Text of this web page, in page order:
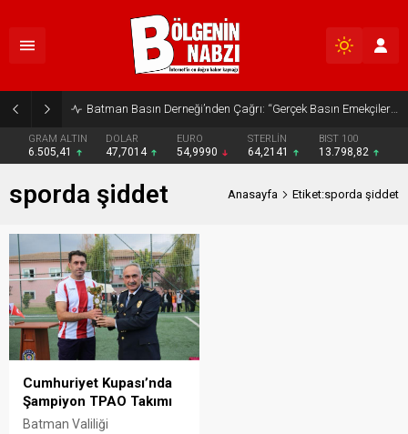
Batman Basın Derneği’nden Çağrı: “Gerçek Basın Emekçileri Desteklenmeli”
GRAM ALTIN
6.505,41
DOLAR
47,7014
EURO
54,9990
STERLİN
64,2141
BIST 100
13.798,82
sporda şiddet Anasayfa Etiket:sporda şiddet
Cumhuriyet Kupası’nda
Şampiyon TPAO Takımı
Batman Valiliği